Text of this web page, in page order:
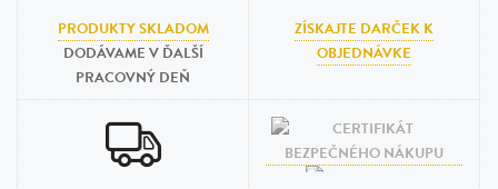
PRODUKTY SKLADOM
DODÁVAME V ĎALŠÍ
PRACOVNÝ DEŇ
ZÍSKAJTE DARČEK K
OBJEDNÁVKE